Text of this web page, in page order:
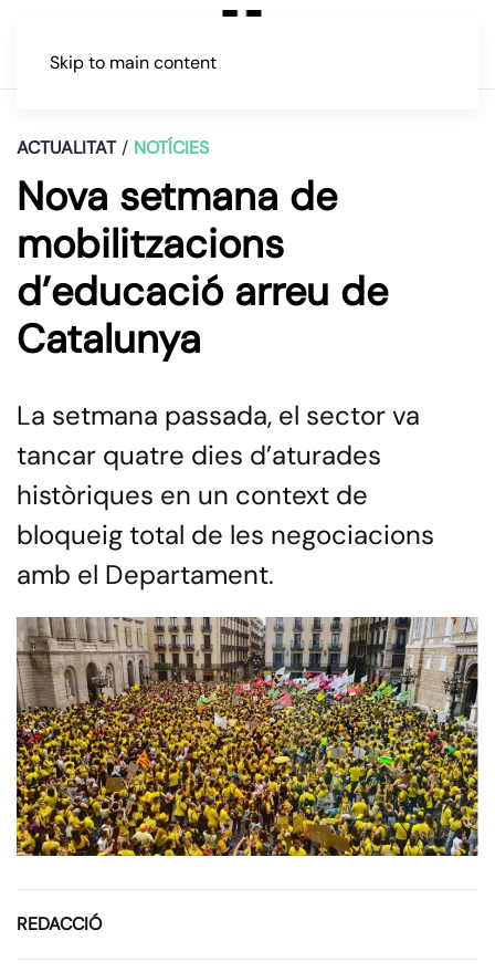
Skip to main content
ACTUALITAT NOTÍCIES
Nova setmana de
mobilitzacions
d’educació arreu de
Catalunya
La setmana passada, el sector va
tancar quatre dies d’aturades
històriques en un context de
bloqueig total de les negociacions
amb el Departament.
REDACCIÓ